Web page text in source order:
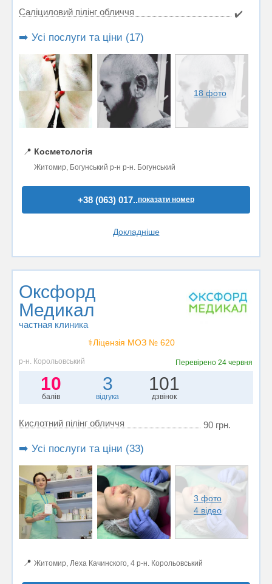
Саліциловий пілінг обличчя
✔️
➡️ Усі послуги та ціни (17)
18 фото
📍 Косметологія
Житомир, Богунський р-н р-н. Богунський
+38 (063) 017..показати номер
Докладніше
Оксфорд
Медикал
частная клиника
⚕️Ліцензія МОЗ № 620
р-н. Корольовський Перевірено24 червня
10
балів
3
відгука
101
дзвінок
Кислотний пілінг обличчя 90 грн.
➡️ Усі послуги та ціни (33)
3 фото
4 відео
📍 Житомир, Леха Качинского, 4 р-н. Корольовський